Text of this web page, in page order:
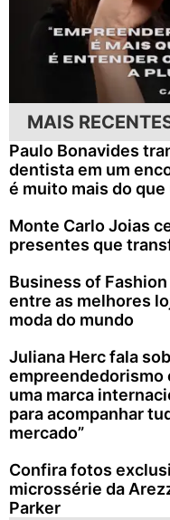
MAIS
Paulo Bonavides
dentista em um
é muito mais do
Monte Carlo Joias
presentes que
Business of
entre as melhores
moda do mundo
Juliana Herc fala
empreendedorismo
uma marca
para acompanhar
mercado”
Confira fotos
microssérie da
Parker